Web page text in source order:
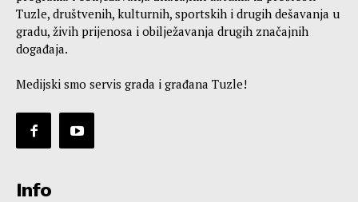
Tuzle, društvenih, kulturnih, sportskih i drugih dešavanja u
gradu, živih prijenosa i obilježavanja drugih značajnih
događaja.
Medijski smo servis grada i građana Tuzle!
Info